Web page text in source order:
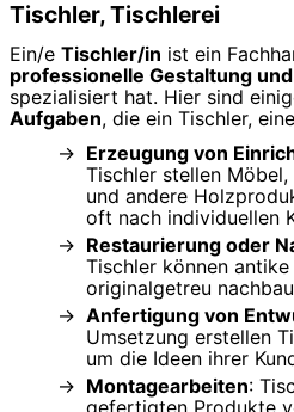
Tischler, Tischlerei
Ein/e Tischler/in ist ein
professionelle Gestaltung
spezialisiert hat. Hier sind
Aufgaben, die ein Tischler,
Erzeugung von
Tischler stellen Möbel,
und andere
oft nach individuellen
Restaurierung oder
Tischler können
originalgetreu
Anfertigung von
Umsetzung erstellen
um die Ideen ihrer
Montagearbeiten:
gefertigten Produkte